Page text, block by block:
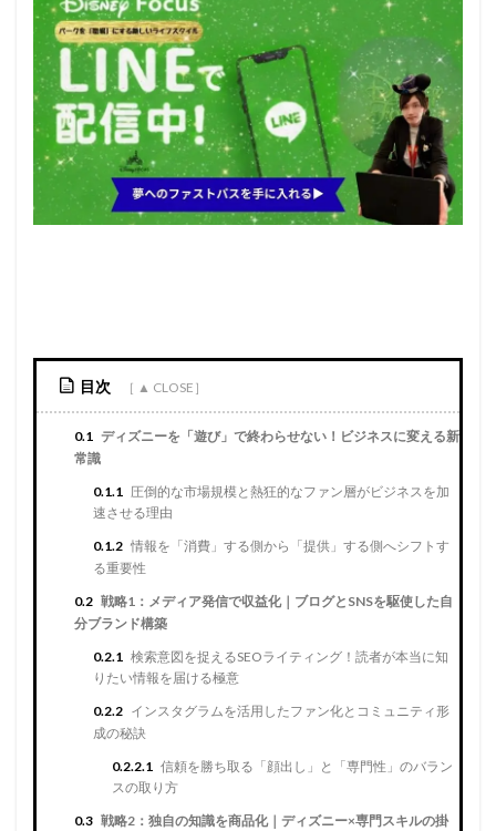
目次
0.1 ディズニーを「遊び」で終わらせない！ビジネスに変える新
常識
0.1.1
圧倒的な市場規模と熱狂的なファン層がビジネスを加
速させる理由
0.1.2 情報を「消費」する側から「提供」する側へシフトす
る重要性
0.2 戦略1：メディア発信で収益化｜ブログとSNSを駆使した自
分ブランド構築
0.2.1 検索意図を捉えるSEOライティング！読者が本当に知
りたい情報を届ける極意
0.2.2 インスタグラムを活用したファン化とコミュニティ形
成の秘訣
0.2.2.1 信頼を勝ち取る「顔出し」と「専門性」のバラン
スの取り方
0.3 戦略2：独自の知識を商品化｜ディズニー×専門スキルの掛